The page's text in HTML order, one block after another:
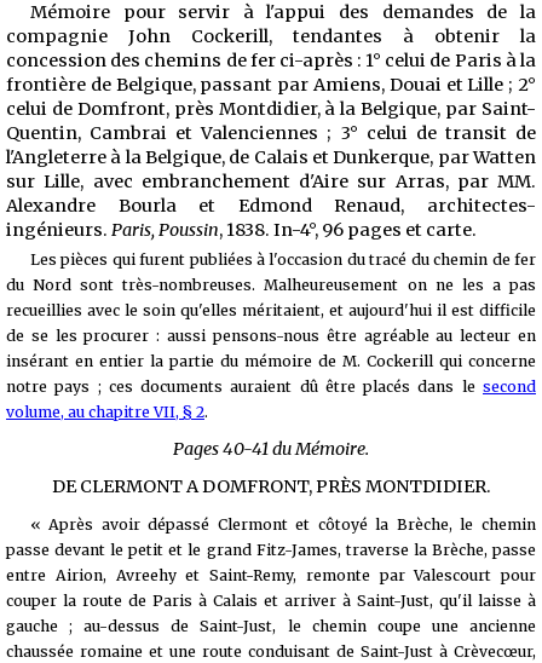
Mémoire pour servir à l'appui des demandes de la
compagnie John Cockerill, tendantes à obtenir la
concession des chemins de fer ci-après : 1° celui de Paris à la
frontière de Belgique, passant par Amiens, Douai et Lille ; 2°
celui de Domfront, près Montdidier, à la Belgique, par Saint-
Quentin, Cambrai et Valenciennes ; 3° celui de transit de
l'Angleterre à la Belgique, de Calais et Dunkerque, par Watten
sur Lille, avec embranchement d'Aire sur Arras, par MM.
Alexandre Bourla et Edmond Renaud, architectes-
ingénieurs. Paris, Poussin, 1838. In-4°, 96 pages et carte.
Les pièces qui furent publiées à l'occasion du tracé du chemin de fer
du Nord sont très-nombreuses. Malheureusement on ne les a pas
recueillies avec le soin qu'elles méritaient, et aujourd'hui il est difficile
de se les procurer : aussi pensons-nous être agréable au lecteur en
insérant en entier la partie du mémoire de M. Cockerill qui concerne
notre pays ; ces documents auraient dû être placés dans le second
volume, au chapitre VII, § 2.
Pages 40-41 du Mémoire.
DE CLERMONT A DOMFRONT, PRÈS MONTDIDIER.
« Après avoir dépassé Clermont et côtoyé la Brèche, le chemin
passe devant le petit et le grand Fitz-James, traverse la Brèche, passe
entre Airion, Avreehy et Saint-Remy, remonte par Valescourt pour
couper la route de Paris à Calais et arriver à Saint-Just, qu'il laisse à
gauche ; au-dessus de Saint-Just, le chemin coupe une ancienne
chaussée romaine et une route conduisant de Saint-Just à Crèvecœur,